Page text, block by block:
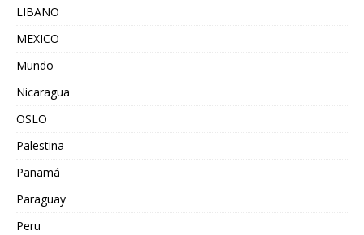
LIBANO
MEXICO
Mundo
Nicaragua
OSLO
Palestina
Panamá
Paraguay
Peru